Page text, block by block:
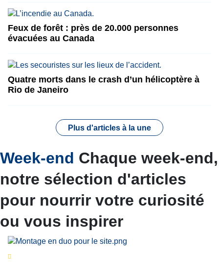
Feux de forêt : près de 20.000 personnes
évacuées au Canada
Quatre morts dans le crash d’un hélicoptère à
Rio de Janeiro
Plus d'articles à la une
Week-end Chaque week-end,
notre sélection d'articles
pour nourrir votre curiosité
ou vous inspirer